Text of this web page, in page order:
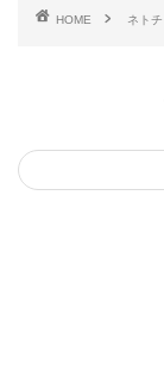
HOME ネトチ